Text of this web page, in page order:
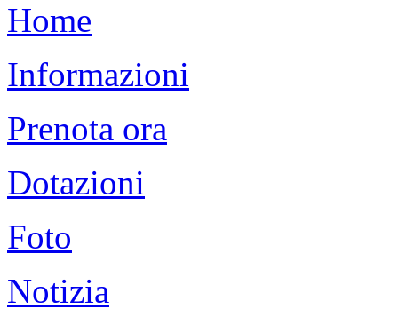
Home
Informazioni
Prenota ora
Dotazioni
Foto
Notizia